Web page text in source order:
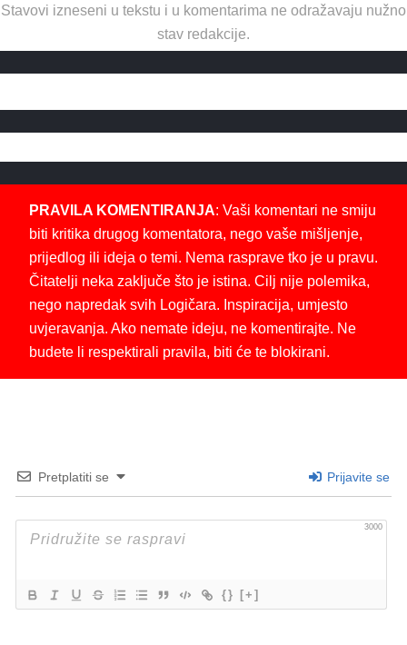
Stavovi izneseni u tekstu i u komentarima ne odražavaju nužno
stav redakcije.
PRAVILA KOMENTIRANJA: Vaši komentari ne smiju
biti kritika drugog komentatora, nego vaše mišljenje,
prijedlog ili ideja o temi. Nema rasprave tko je u pravu.
Čitatelji neka zaključe što je istina. Cilj nije polemika,
nego napredak svih Logičara. Inspiracija, umjesto
uvjeravanja. Ako nemate ideju, ne komentirajte. Ne
budete li respektirali pravila, biti će te blokirani.
Pretplatiti se Prijavite se
3000
{} [+]